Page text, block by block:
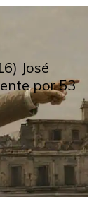
José
por 53